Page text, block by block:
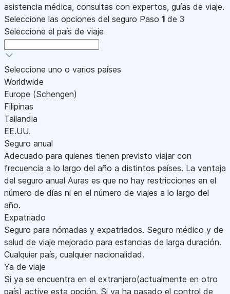
asistencia médica, consultas con expertos, guías de viaje.
Seleccione las opciones del seguro Paso 1 de 3
Seleccione el país de viaje
Seleccione uno o varios países
Worldwide
Europe (Schengen)
Filipinas
Tailandia
EE.UU.
Seguro anual
Adecuado para quienes tienen previsto viajar con
frecuencia a lo largo del año a distintos países. La ventaja
del seguro anual Auras es que no hay restricciones en el
número de días ni en el número de viajes a lo largo del
año.
Expatriado
Seguro para nómadas y expatriados. Seguro médico y de
salud de viaje mejorado para estancias de larga duración.
Cualquier país, cualquier nacionalidad.
Ya de viaje
Si ya se encuentra en el extranjero(actualmente en otro
país) active esta opción. Si ya ha pasado el control de